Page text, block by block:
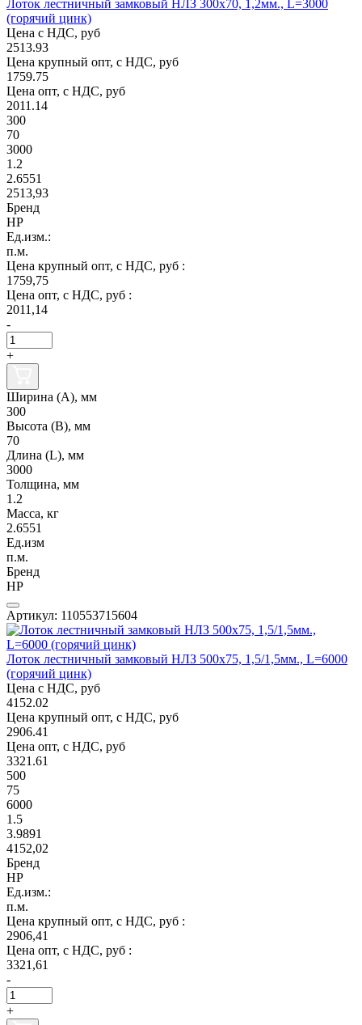
Лоток лестничный замковый НЛЗ 300х70, 1,2мм., L=3000
(горячий цинк)
Цена с НДС, руб
2513.93
Цена крупный опт, с НДС, руб
1759.75
Цена опт, с НДС, руб
2011.14
300
70
3000
1.2
2.6551
2513,93
Бренд
НР
Ед.изм.:
п.м.
Цена крупный опт, с НДС, руб :
1759,75
Цена опт, с НДС, руб :
2011,14
-
+
Ширина (А), мм
300
Высота (В), мм
70
Длина (L), мм
3000
Толщина, мм
1.2
Масса, кг
2.6551
Ед.изм
п.м.
Бренд
НР
Артикул: 110553715604
Лоток лестничный замковый НЛЗ 500х75, 1,5/1,5мм., L=6000
(горячий цинк)
Цена с НДС, руб
4152.02
Цена крупный опт, с НДС, руб
2906.41
Цена опт, с НДС, руб
3321.61
500
75
6000
1.5
3.9891
4152,02
Бренд
НР
Ед.изм.:
п.м.
Цена крупный опт, с НДС, руб :
2906,41
Цена опт, с НДС, руб :
3321,61
-
+